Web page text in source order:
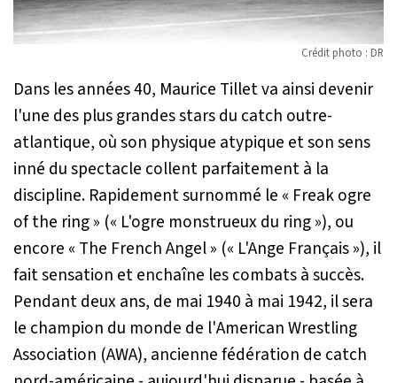
Crédit photo : DR
Dans les années 40, Maurice Tillet va ainsi devenir
l'une des plus grandes stars du catch outre-
atlantique, où son physique atypique et son sens
inné du spectacle collent parfaitement à la
discipline. Rapidement surnommé le « Freak ogre
of the ring » (« L'ogre monstrueux du ring »), ou
encore « The French Angel » (« L'Ange Français »), il
fait sensation et enchaîne les combats à succès.
Pendant deux ans, de mai 1940 à mai 1942, il sera
le champion du monde de l'American Wrestling
Association (AWA), ancienne fédération de catch